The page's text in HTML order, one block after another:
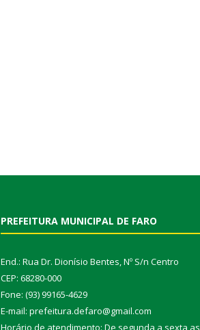
PREFEITURA MUNICIPAL DE FARO
End.: Rua Dr. Dionísio Bentes, Nº S/n Centro
CEP: 68280-000
Fone: (93) 99165-4629
E-mail: prefeitura.defaro@gmail.com
Horário de atendimento: De segunda a sexta as